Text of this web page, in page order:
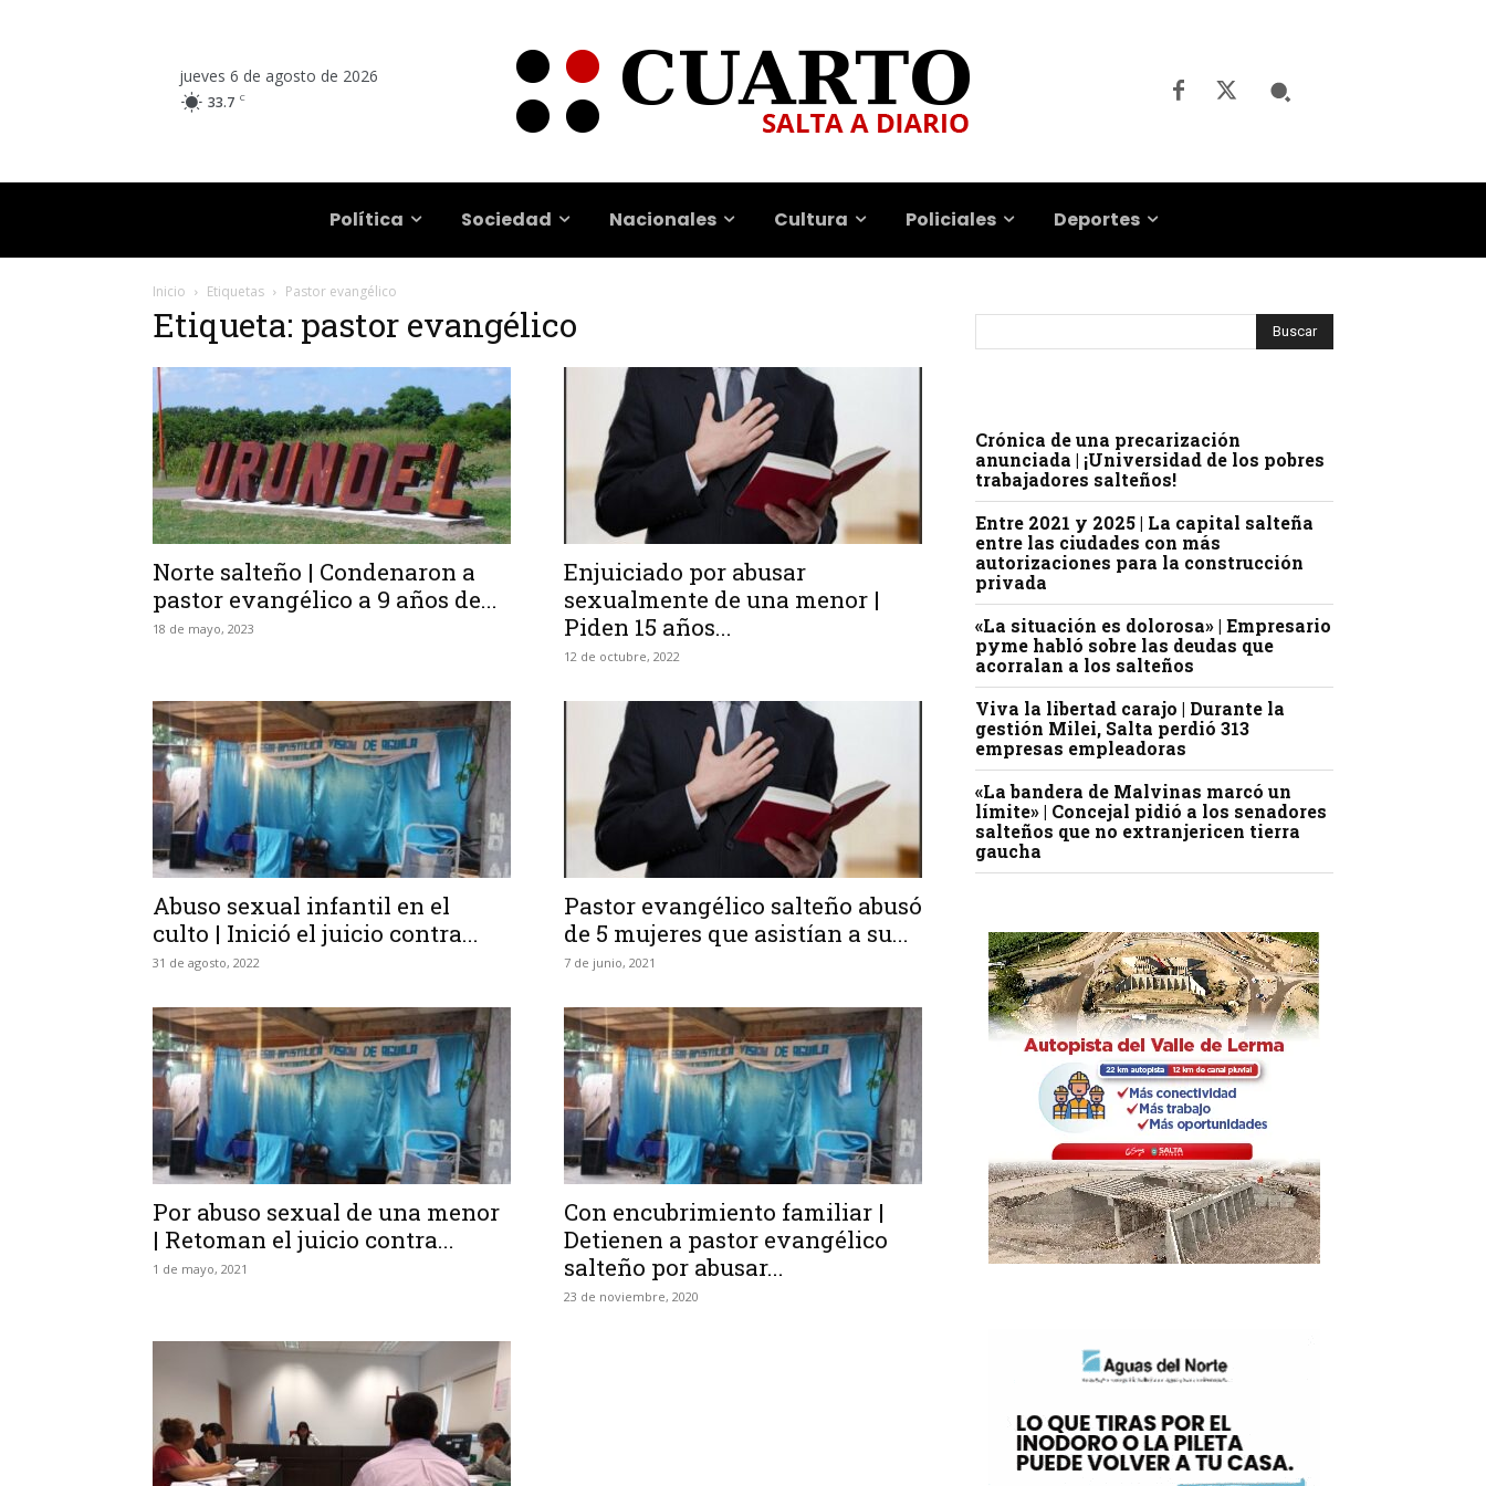
jueves 6 de agosto de 2026
33.7 C
Política Sociedad Nacionales Cultura Policiales Deportes
Inicio Etiquetas Pastor evangélico
Etiqueta: pastor evangélico
Norte salteño | Condenaron a
pastor evangélico a 9 años de...
18 de mayo, 2023
Enjuiciado por abusar
sexualmente de una menor |
Piden 15 años...
12 de octubre, 2022
Abuso sexual infantil en el
culto | Inició el juicio contra...
31 de agosto, 2022
Pastor evangélico salteño abusó
de 5 mujeres que asistían a su...
7 de junio, 2021
Por abuso sexual de una menor
| Retoman el juicio contra...
1 de mayo, 2021
Con encubrimiento familiar |
Detienen a pastor evangélico
salteño por abusar...
23 de noviembre, 2020
Crónica de una precarización
anunciada | ¡Universidad de los pobres
trabajadores salteños!
Entre 2021 y 2025 | La capital salteña
entre las ciudades con más
autorizaciones para la construcción
privada
«La situación es dolorosa» | Empresario
pyme habló sobre las deudas que
acorralan a los salteños
Viva la libertad carajo | Durante la
gestión Milei, Salta perdió 313
empresas empleadoras
«La bandera de Malvinas marcó un
límite» | Concejal pidió a los senadores
salteños que no extranjericen tierra
gaucha